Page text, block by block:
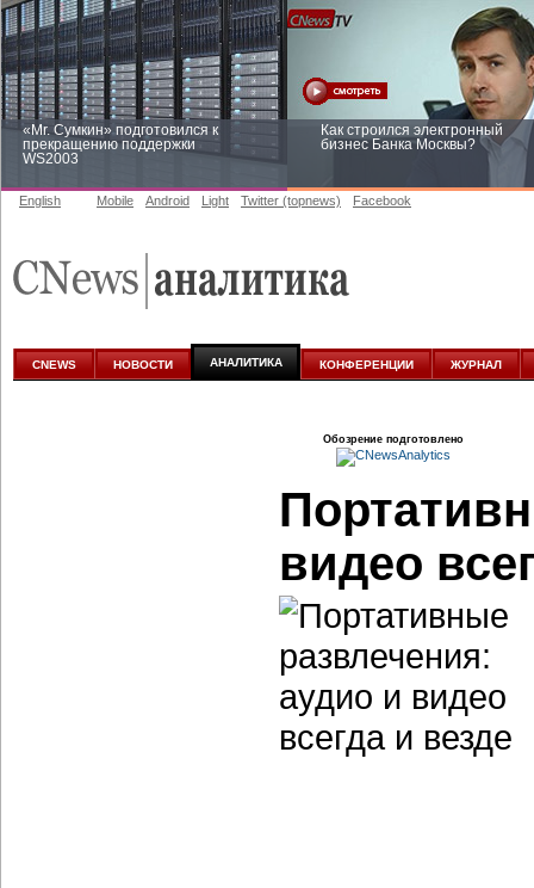
«Mr. Сумкин» подготовился к
прекращению поддержки
WS2003
Как строился электронный
бизнес Банка Москвы?
аналитике
English Mobile Android Light Twitter (topnews) Facebook
CNEWS НОВОСТИ АНАЛИТИКА КОНФЕРЕНЦИИ ЖУРНАЛ
Обозрение подготовлено
видео